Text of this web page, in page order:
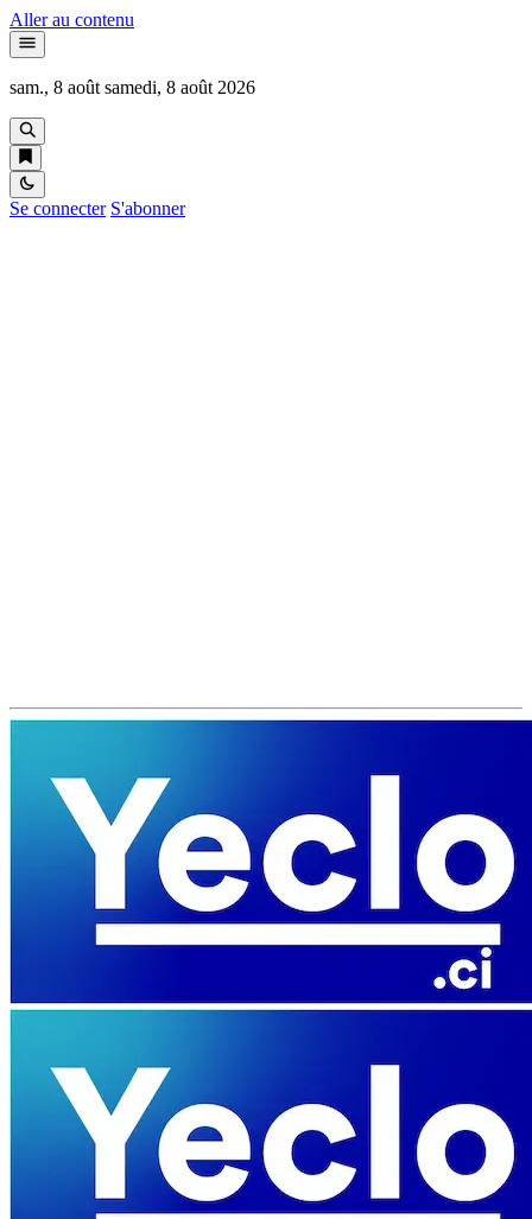
Aller au contenu
sam., 8 août samedi, 8 août 2026
Se connecter S'abonner